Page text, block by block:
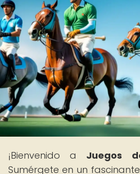
¡Bienvenido a Juegos
Sumérgete en un